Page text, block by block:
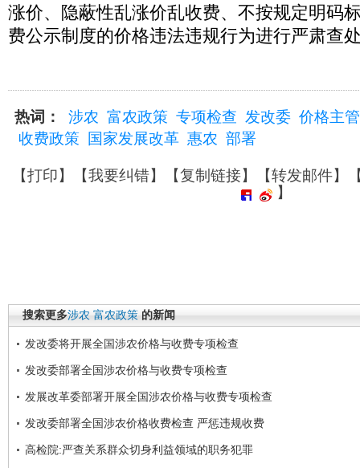
涨价、隐蔽性乱涨价乱收费、不按规定明码
费公示制度的价格违法违规行为进行严肃查
热词： 涉农 富农政策 专项检查 发改委 价格主管
收费政策
国家发展改革 惠农 部署
【打印】【我要纠错】【复制链接】【转发邮件】
】
搜索更多涉农 富农政策 的新闻
发改委将开展全国涉农价格与收费专项检查
发改委部署全国涉农价格与收费专项检查
发展改革委部署开展全国涉农价格与收费专项检查
发改委部署全国涉农价格收费检查 严惩违规收费
高检院:严查关系群众切身利益领域的职务犯罪